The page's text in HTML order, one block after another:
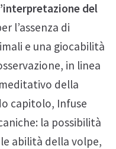
del
l’assenza di
e una giocabilità
in linea
della
capitolo, Infuse
la possibilità
abilità della volpe,